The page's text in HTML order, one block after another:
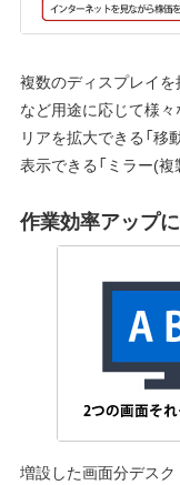
複数のディスプレイを
など用途に応じて様
リアを拡大できる「移
表示できる「ミラー(複
作業効率アップ
増設した画面分デス